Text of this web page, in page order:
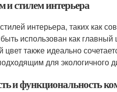
и стилем интерьера
интерьера, таких как
использован как главный
также идеально
для экологичного
и функциональность